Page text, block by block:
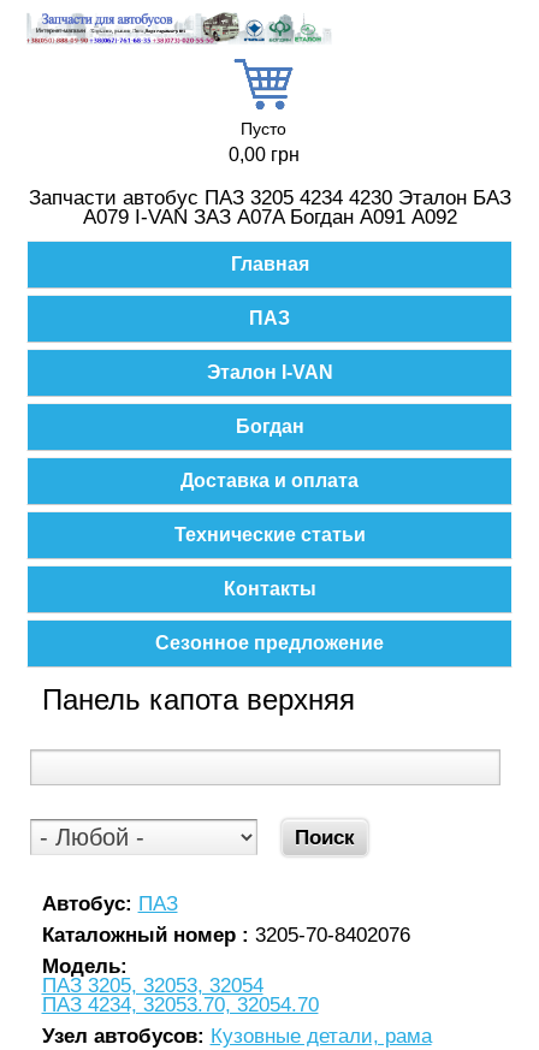
Пусто
0,00 грн
Запчасти автобус ПАЗ 3205 4234 4230 Эталон БАЗ
А079 I-VAN ЗАЗ A07A Богдан А091 А092
Главная
ПАЗ
Эталон I-VAN
Богдан
Доставка и оплата
Технические статьи
Контакты
Сезонное предложение
Панель капота верхняя
Автобус: ПАЗ
Каталожный номер : 3205-70-8402076
Модель:
ПАЗ 3205, 32053, 32054
ПАЗ 4234, 32053.70, 32054.70
Узел автобусов: Кузовные детали, рама